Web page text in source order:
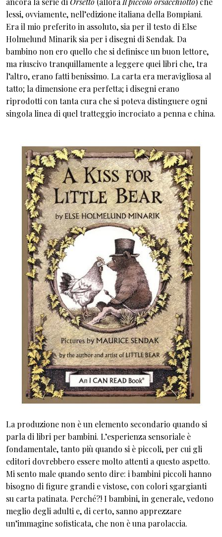
lessi, ovviamente, nell’edizione italiana della Bompiani.
Era il mio preferito in assoluto, sia per il testo di Else
Holmelund Minarik sia per i disegni di Sendak. Da
bambino non ero quello che si definisce un buon lettore,
ma riuscivo tranquillamente a leggere quei libri che, tra
l’altro, erano fatti benissimo. La carta era meravigliosa al
tatto; la dimensione era perfetta; i disegni erano
riprodotti con tanta cura che si poteva distinguere ogni
singola linea di quel tratteggio incrociato a penna e china.
La produzione non è un elemento secondario quando si
parla di libri per bambini. L’esperienza sensoriale è
fondamentale, tanto più quando si è piccoli, per cui gli
editori dovrebbero essere molto attenti a questo aspetto.
Mi sento male quando sento dire: i bambini piccoli hanno
bisogno di figure grandi e vistose, con colori sgargianti
su carta patinata. Perché?! I bambini, in generale, vedono
meglio degli adulti e, di certo, sanno apprezzare
un’immagine sofisticata, che non è una parolaccia.